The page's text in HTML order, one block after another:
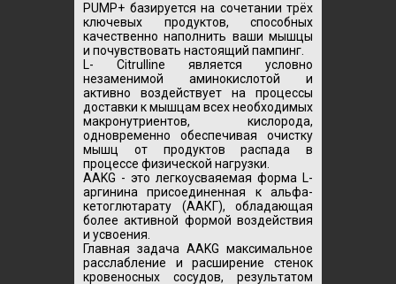
PUMP+ базируется на сочетании трёх
ключевых продуктов, способных
качественно наполнить ваши мышцы
и почувствовать настоящий пампинг.
L- Citrulline является условно
незаменимой аминокислотой и
активно воздействует на процессы
доставки к мышцам всех необходимых
макронутриентов, кислорода,
одновременно обеспечивая очистку
мышц от продуктов распада в
процессе физической нагрузки.
AAKG - это легкоусваяемая форма L-
аргинина присоединенная к альфа-
кетоглютарату (ААКГ), обладающая
более активной формой воздействия
и усвоения.
Главная задача AAKG максимальное
расслабление и расширение стенок
кровеносных сосудов, результатом